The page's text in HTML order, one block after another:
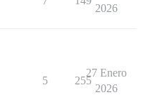
2026
5 255
27 Enero
2026